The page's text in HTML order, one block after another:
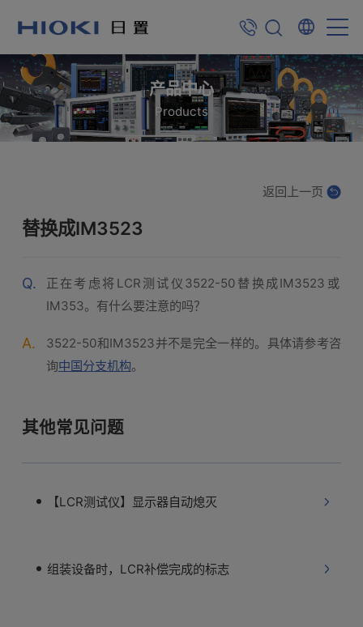
产品中心
Products
替换成IM3523
返回上一页
Q.
正在考虑将LCR测试仪3522-50替换成IM3523或
IM353。有什么要注意的吗？
A.
3522-50和IM3523并不是完全一样的。具体请参考咨
询中国分支机构。
其他常见问题
【LCR测试仪】显示器自动熄灭
组装设备时，LCR补偿完成的标志